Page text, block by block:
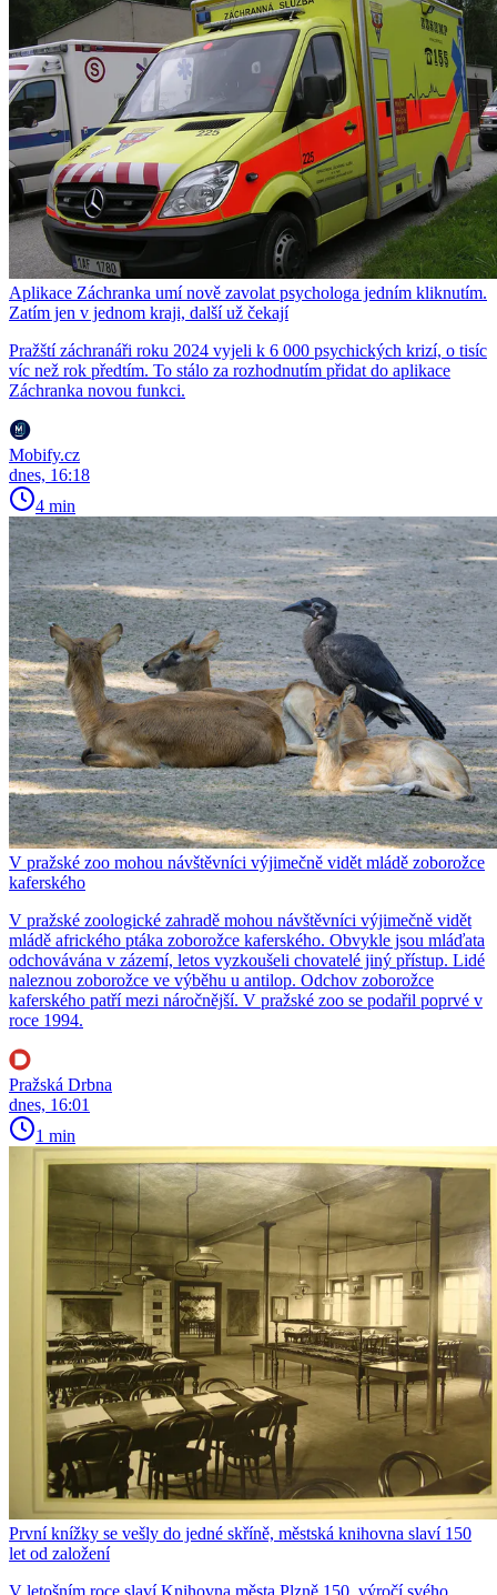
Aplikace Záchranka umí nově zavolat psychologa jedním kliknutím.
Zatím jen v jednom kraji, další už čekají
Pražští záchranáři roku 2024 vyjeli k 6 000 psychických krizí, o tisíc
víc než rok předtím. To stálo za rozhodnutím přidat do aplikace
Záchranka novou funkci.
Mobify.cz
dnes, 16:18
4 min
V pražské zoo mohou návštěvníci výjimečně vidět mládě zoborožce
kaferského
V pražské zoologické zahradě mohou návštěvníci výjimečně vidět
mládě afrického ptáka zoborožce kaferského. Obvykle jsou mláďata
odchovávána v zázemí, letos vyzkoušeli chovatelé jiný přístup. Lidé
naleznou zoborožce ve výběhu u antilop. Odchov zoborožce
kaferského patří mezi náročnější. V pražské zoo se podařil poprvé v
roce 1994.
Pražská Drbna
dnes, 16:01
1 min
První knížky se vešly do jedné skříně, městská knihovna slaví 150
let od založení